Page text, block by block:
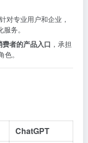
针对专业用户和企业，
务。
者的产品入口 ，承担
。
ChatGPT